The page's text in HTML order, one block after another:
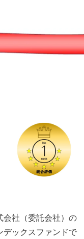
会社（委託会社）の
デックスファンドで